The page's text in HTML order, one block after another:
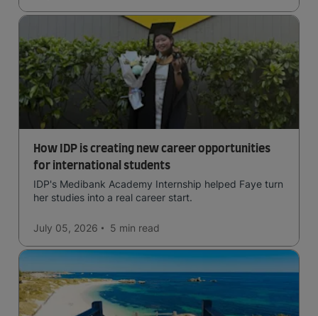
How IDP is creating new career opportunities
for international students
IDP's Medibank Academy Internship helped Faye turn
her studies into a real career start.
July 05, 2026 5 min read